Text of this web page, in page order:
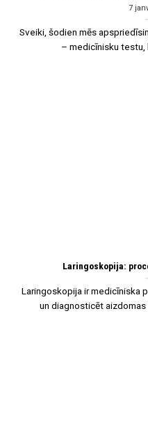
7
Sveiki, šodien mēs
– medicīnisku testu,
Laringoskopija:
Laringoskopija ir medicīniska
un diagnosticēt aizdomas